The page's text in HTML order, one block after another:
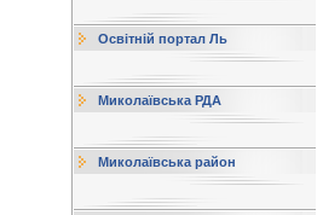
Освітній портал Ль
Миколаївська РДА
Миколаївська район